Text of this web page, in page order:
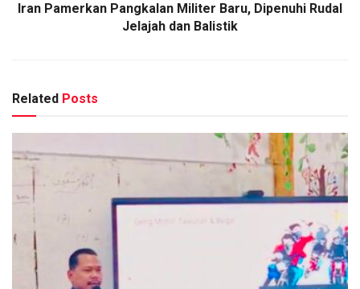
Iran Pamerkan Pangkalan Militer Baru, Dipenuhi Rudal
Jelajah dan Balistik
Related Posts